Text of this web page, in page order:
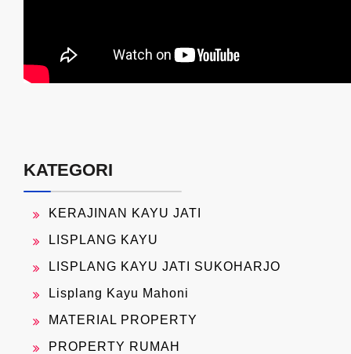
KATEGORI
KERAJINAN KAYU JATI
LISPLANG KAYU
LISPLANG KAYU JATI SUKOHARJO
Lisplang Kayu Mahoni
MATERIAL PROPERTY
PROPERTY RUMAH